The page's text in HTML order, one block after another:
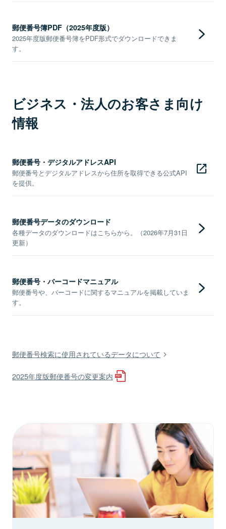
郵便番号簿PDF（2025年度版）
2025年度版郵便番号簿をPDF形式でダウンロードできま
す。
ビジネス・法人のお客さま向け
情報
郵便番号・デジタルアドレスAPI
郵便番号とデジタルアドレスから住所を取得できる公式API
を提供。
郵便番号データのダウンロード
各種データのダウンロードはこちらから。（2026年7月31日
更新）
郵便番号・バーコードマニュアル
郵便番号や、バーコードに関するマニュアルを掲載していま
す。
郵便番号検索に使用されているデータについて
2025年度版郵便番号の変更案内